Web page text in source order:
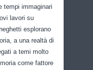
tempi immaginari
lavori su
esplorano
a una realtà di
a temi molto
come fattore